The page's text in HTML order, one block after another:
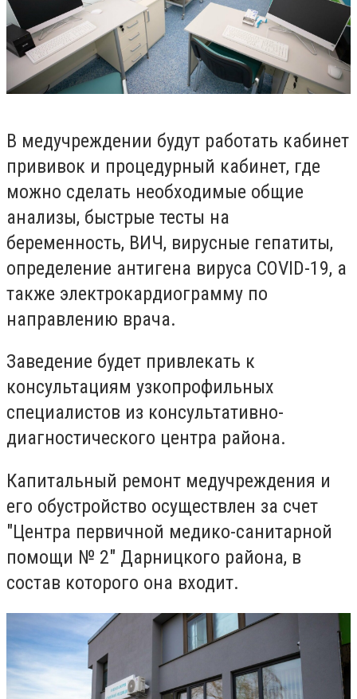
В медучреждении будут работать кабинет
прививок и процедурный кабинет, где
можно сделать необходимые общие
анализы, быстрые тесты на
беременность, ВИЧ, вирусные гепатиты,
определение антигена вируса COVID-19, а
также электрокардиограмму по
направлению врача.
Заведение будет привлекать к
консультациям узкопрофильных
специалистов из консультативно-
диагностического центра района.
Капитальный ремонт медучреждения и
его обустройство осуществлен за счет
"Центра первичной медико-санитарной
помощи № 2" Дарницкого района, в
состав которого она входит.